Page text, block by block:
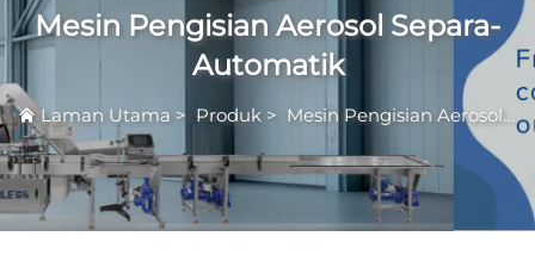
Produk
Berita
Soalan Lazim
Mesin Pengisian Aerosol Separa-
Automatik
Laman Utama > Produk > Mesin Pengisian Aerosol>